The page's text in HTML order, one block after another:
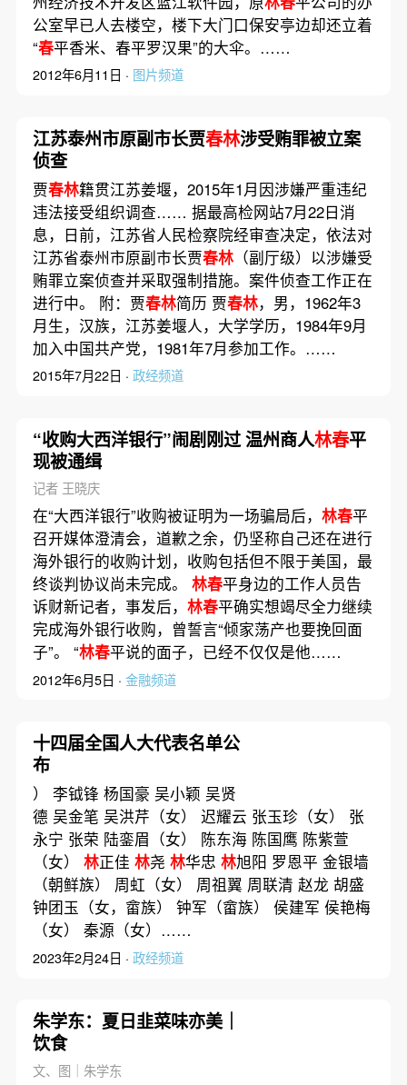
公室早已人去楼空，楼下大门口保安亭边却还立着
“春平香米、春平罗汉果”的大伞。……
2012年6月11日 · 图片频道
江苏泰州市原副市长贾春林涉受贿罪被立案
侦查
贾春林籍贯江苏姜堰，2015年1月因涉嫌严重违纪
违法接受组织调查…… 据最高检网站7月22日消
息，日前，江苏省人民检察院经审查决定，依法对
江苏省泰州市原副市长贾春林（副厅级）以涉嫌受
贿罪立案侦查并采取强制措施。案件侦查工作正在
进行中。 附：贾春林简历 贾春林，男，1962年3
月生，汉族，江苏姜堰人，大学学历，1984年9月
加入中国共产党，1981年7月参加工作。……
2015年7月22日 · 政经频道
“收购大西洋银行”闹剧刚过 温州商人林春平
现被通缉
记者 王晓庆
在“大西洋银行”收购被证明为一场骗局后， 林春平
召开媒体澄清会，道歉之余，仍坚称自己还在进行
海外银行的收购计划，收购包括但不限于美国，最
终谈判协议尚未完成。 林春平身边的工作人员告
诉财新记者，事发后， 林春平确实想竭尽全力继续
完成海外银行收购，曾誓言“倾家荡产也要挽回面
子”。 “林春平说的面子，已经不仅仅是他……
2012年6月5日 · 金融频道
十四届全国人大代表名单公
布
） 李钺锋 杨国豪 吴小颖 吴贤
德 吴金笔 吴洪芹（女） 迟耀云 张玉珍（女） 张
永宁 张荣 陆銮眉（女） 陈东海 陈国鹰 陈紫萱
（女） 林正佳 林尧 林华忠 林旭阳 罗恩平 金银墙
（朝鲜族） 周虹（女） 周祖翼 周联清 赵龙 胡盛
钟团玉（女，畲族） 钟军（畲族） 侯建军 侯艳梅
（女） 秦源（女）……
2023年2月24日 · 政经频道
朱学东：夏日韭菜味亦美｜
饮食
文、图｜朱学东